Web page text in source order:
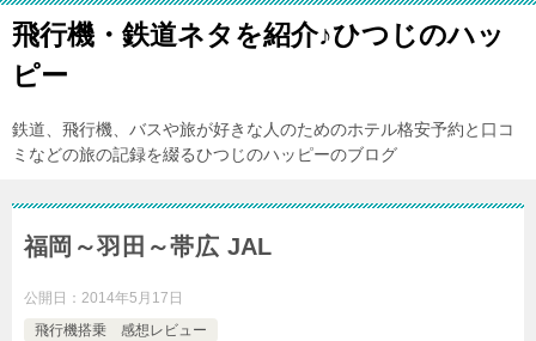
飛行機・鉄道ネタを紹介♪ひつじのハッ
ピー
鉄道、飛行機、バスや旅が好きな人のためのホテル格安予約と口コ
ミなどの旅の記録を綴るひつじのハッピーのブログ
福岡～羽田～帯広 JAL
公開日： 2014年5月17日
飛行機搭乗 感想レビュー